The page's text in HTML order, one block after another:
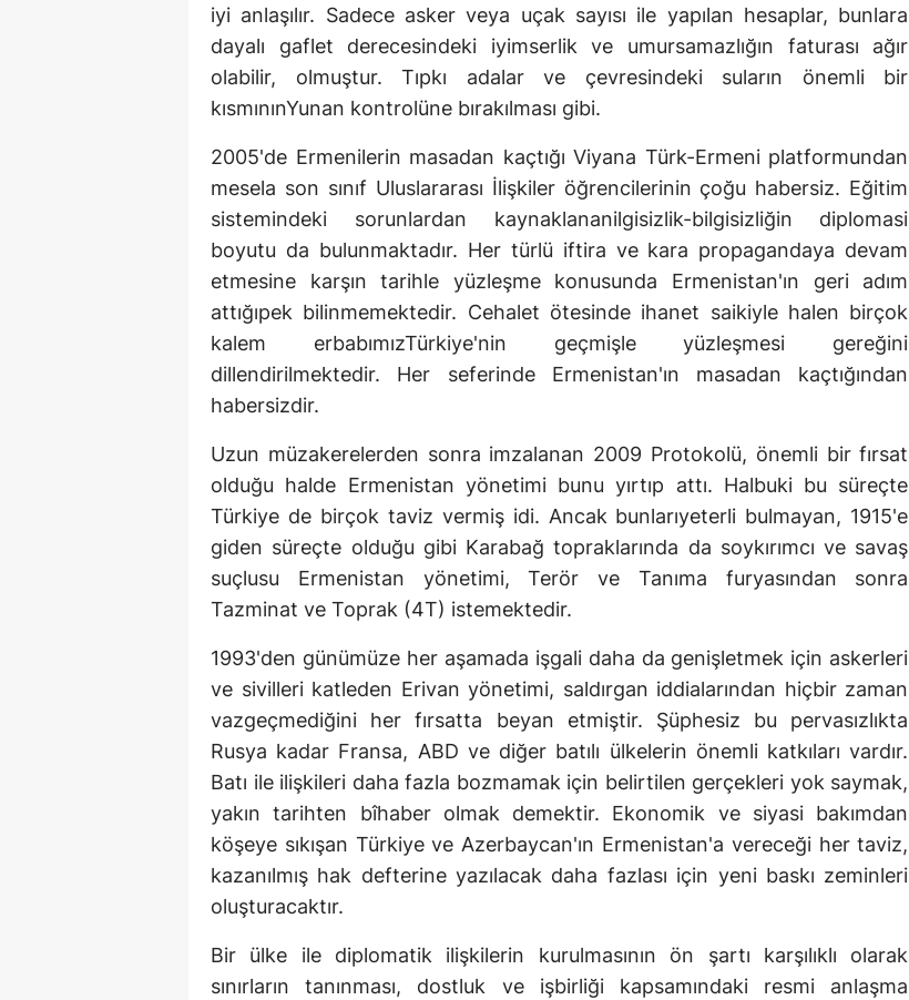
iyi anlaşılır. Sadece asker veya uçak sayısı ile yapılan hesaplar, bunlara
dayalı gaflet derecesindeki iyimserlik ve umursamazlığın faturası ağır
olabilir, olmuştur. Tıpkı adalar ve çevresindeki suların önemli bir
kısmınınYunan kontrolüne bırakılması gibi.
2005'de Ermenilerin masadan kaçtığı Viyana Türk-Ermeni platformundan
mesela son sınıf Uluslararası İlişkiler öğrencilerinin çoğu habersiz. Eğitim
sistemindeki sorunlardan kaynaklananilgisizlik-bilgisizliğin diplomasi
boyutu da bulunmaktadır. Her türlü iftira ve kara propagandaya devam
etmesine karşın tarihle yüzleşme konusunda Ermenistan'ın geri adım
attığıpek bilinmemektedir. Cehalet ötesinde ihanet saikiyle halen birçok
kalem erbabımızTürkiye'nin geçmişle yüzleşmesi gereğini
dillendirilmektedir. Her seferinde Ermenistan'ın masadan kaçtığından
habersizdir.
Uzun müzakerelerden sonra imzalanan 2009 Protokolü, önemli bir fırsat
olduğu halde Ermenistan yönetimi bunu yırtıp attı. Halbuki bu süreçte
Türkiye de birçok taviz vermiş idi. Ancak bunlarıyeterli bulmayan, 1915'e
giden süreçte olduğu gibi Karabağ topraklarında da soykırımcı ve savaş
suçlusu Ermenistan yönetimi, Terör ve Tanıma furyasından sonra
Tazminat ve Toprak (4T) istemektedir.
1993'den günümüze her aşamada işgali daha da genişletmek için askerleri
ve sivilleri katleden Erivan yönetimi, saldırgan iddialarından hiçbir zaman
vazgeçmediğini her fırsatta beyan etmiştir. Şüphesiz bu pervasızlıkta
Rusya kadar Fransa, ABD ve diğer batılı ülkelerin önemli katkıları vardır.
Batı ile ilişkileri daha fazla bozmamak için belirtilen gerçekleri yok saymak,
yakın tarihten bîhaber olmak demektir. Ekonomik ve siyasi bakımdan
köşeye sıkışan Türkiye ve Azerbaycan'ın Ermenistan'a vereceği her taviz,
kazanılmış hak defterine yazılacak daha fazlası için yeni baskı zeminleri
oluşturacaktır.
Bir ülke ile diplomatik ilişkilerin kurulmasının ön şartı karşılıklı olarak
sınırların tanınması, dostluk ve işbirliği kapsamındaki resmi anlaşma